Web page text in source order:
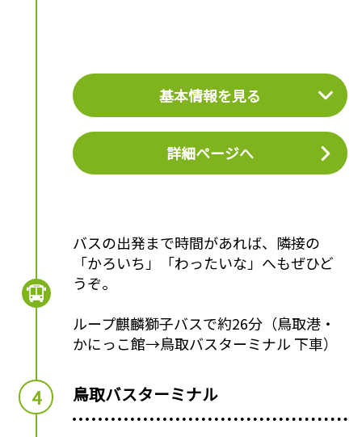
基本情報を見る
詳細ページへ
バスの出発まで時間があれば、隣接の
「かろいち」「わったいな」へもぜひど
うぞ。
ループ麒麟獅子バスで約26分（鳥取港・
かにっこ館→鳥取バスターミナル 下車）
鳥取バスターミナル